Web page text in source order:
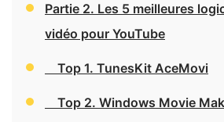
Partie 2. Les 5 meilleures
vidéo pour YouTube
Top 1. TunesKit AceMovi
Top 2. Windows Movie